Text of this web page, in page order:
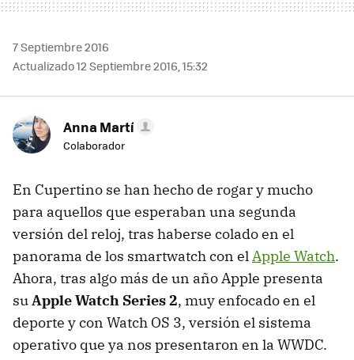
7 Septiembre 2016
Actualizado 12 Septiembre 2016, 15:32
Anna Martí
Colaborador
En Cupertino se han hecho de rogar y mucho
para aquellos que esperaban una segunda
versión del reloj, tras haberse colado en el
panorama de los smartwatch con elApple Watch.
Ahora, tras algo más de un año Apple presenta
suApple Watch Series 2, muy enfocado en el
deporte y con Watch OS 3, versión el sistema
operativo que ya nos presentaron en la WWDC.